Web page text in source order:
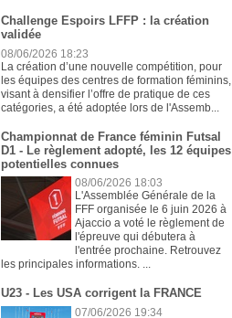
Challenge Espoirs LFFP : la création
validée
08/06/2026 18:23
La création d’une nouvelle compétition, pour
les équipes des centres de formation féminins,
visant à densifier l’offre de pratique de ces
catégories, a été adoptée lors de l'Assemb...
Championnat de France féminin Futsal
D1 - Le règlement adopté, les 12 équipes
potentielles connues
08/06/2026 18:03
L'Assemblée Générale de la
FFF organisée le 6 juin 2026 à
Ajaccio a voté le règlement de
l'épreuve qui débutera à
l'entrée prochaine. Retrouvez
les principales informations. ...
U23 - Les USA corrigent la FRANCE
07/06/2026 19:34